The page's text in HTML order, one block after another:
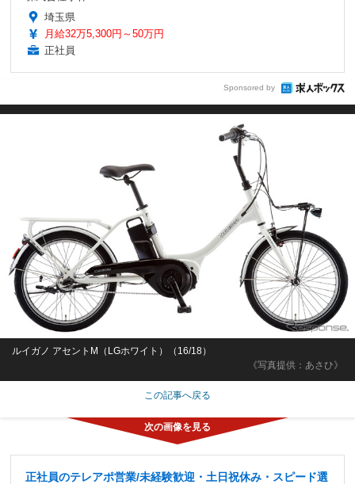
埼玉県
月給32万5,300円～50万円
正社員
Sponsored by
《写真提供：あさひ》
ルイガノ アセントM（LGホワイト）（16/18）
この記事へ戻る
正社員のテレアポ営業/未経験歓迎・土日祝休み・スピード選